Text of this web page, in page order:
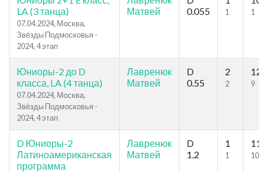
LA (3 танца)
07.04.2024, Москва,
Звёзды Подмосковья -
2024, 4 этап
Матвей
0.055
1 1
Юниоры-2 до D
класса, LA (4 танца)
07.04.2024, Москва,
Звёзды Подмосковья -
2024, 4 этап
Лавренюк
Матвей
D
0.55
2
2
12
9
D Юниоры-2
Латиноамериканская
программа
Лавренюк
Матвей
D
1.2
1
1
11
10